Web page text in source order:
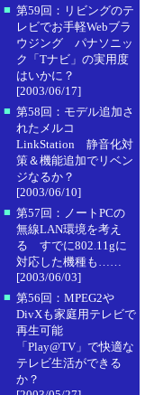
■ 第59回：リビングのテ
レビでお手軽Webブラ
ウジング パナソニッ
ク「Tナビ」の実用度
はいかに？
[2003/06/17]
■ 第58回：モデル追加さ
れたメルコ
LinkStation 静音化対
策＆機能追加でリベン
ジなるか？
[2003/06/10]
■ 第57回：ノートPCの
無線LAN環境を考え
る すでに802.11gに
対応した機種も……
[2003/06/03]
■ 第56回：MPEG2や
DivXも家庭用テレビで
再生可能
「Play@TV」で快適な
テレビ生活ができる
か？